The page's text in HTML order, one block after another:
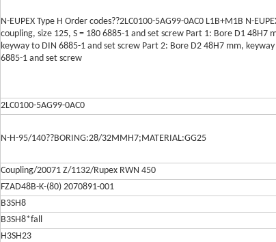
N-EUPEX Type H Order codes??2LC0100-5AG99-0AC0 L1B+M1B N-
coupling, size 125, S = 180 6885-1 and set screw Part 1: Bore D1 48H7
keyway to DIN 6885-1 and set screw Part 2: Bore D2 48H7 mm,
6885-1 and set screw
2LC0100-5AG99-0AC0
N-H-95/140??BORING:28/32MMH7;MATERIAL:GG25
Coupling/20071 Z/1132/Rupex RWN 450
FZAD48B-K-(80) 2070891-001
B3SH8
B3SH8*fall
H3SH23